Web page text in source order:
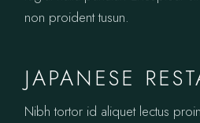
non proident tusun.
JAPANESE
Nibh tortor id aliquet lectus